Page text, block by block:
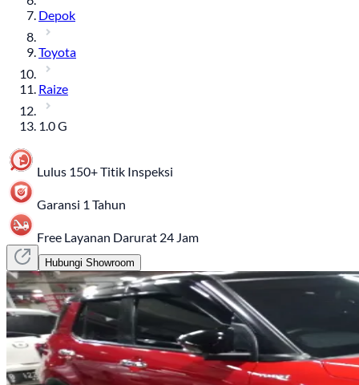
Depok
Toyota
Raize
1.0 G
Lulus 150+ Titik Inspeksi
Garansi 1 Tahun
Free Layanan Darurat 24 Jam
Hubungi Showroom